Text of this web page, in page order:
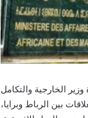
الخارجية والتكامل
بين الرباط وبرايا،